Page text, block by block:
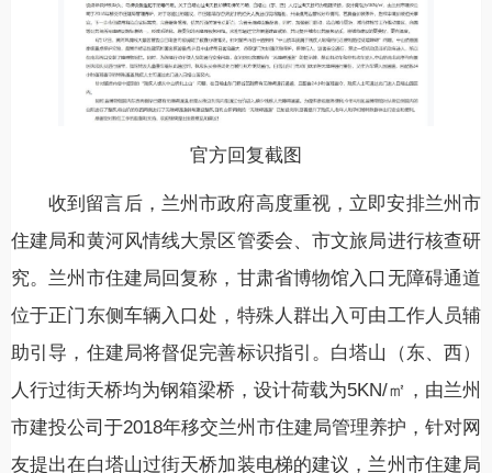
官方回复截图
收到留言后，兰州市政府高度重视，立即安排兰州市
住建局和黄河风情线大景区管委会、市文旅局进行核查研
究。兰州市住建局回复称，甘肃省博物馆入口无障碍通道
位于正门东侧车辆入口处，特殊人群出入可由工作人员辅
助引导，住建局将督促完善标识指引。白塔山（东、西）
人行过街天桥均为钢箱梁桥，设计荷载为5KN/㎡，由兰州
市建投公司于2018年移交兰州市住建局管理养护，针对网
友提出在白塔山过街天桥加装电梯的建议，兰州市住建局